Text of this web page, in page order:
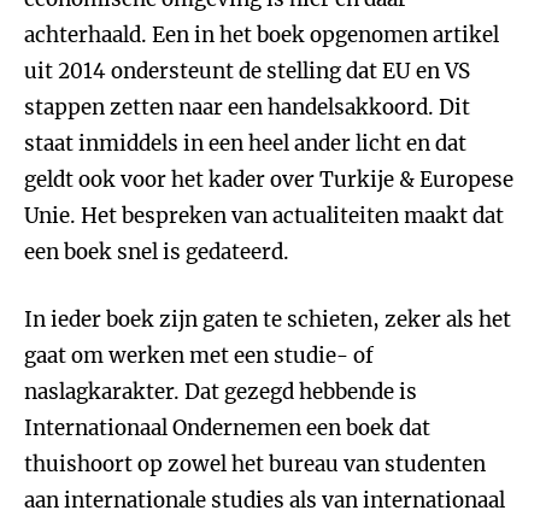
achterhaald. Een in het boek opgenomen artikel
uit 2014 ondersteunt de stelling dat EU en VS
stappen zetten naar een handelsakkoord. Dit
staat inmiddels in een heel ander licht en dat
geldt ook voor het kader over Turkije & Europese
Unie. Het bespreken van actualiteiten maakt dat
een boek snel is gedateerd.
In ieder boek zijn gaten te schieten, zeker als het
gaat om werken met een studie- of
naslagkarakter. Dat gezegd hebbende is
Internationaal Ondernemen een boek dat
thuishoort op zowel het bureau van studenten
aan internationale studies als van internationaal